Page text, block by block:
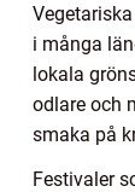
i många
lokala
odlare och
smaka på
Festivaler